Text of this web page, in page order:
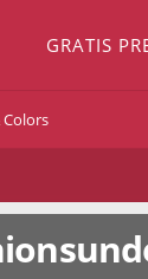
GRATIS